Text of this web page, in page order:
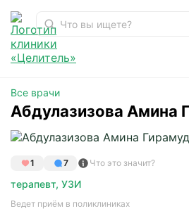
Все врачи
Абдулазизова Амина
1 7 Что это значит?
терапевт, УЗИ
Ведет приём в поликлиниках